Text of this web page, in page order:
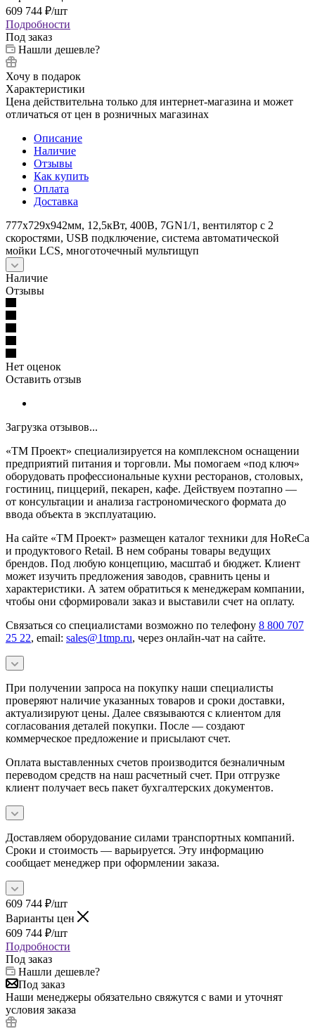
609 744 ₽/шт
Подробности
Под заказ
Нашли дешевле?
Хочу в подарок
Характеристики
Цена действительна только для интернет-магазина и может
отличаться от цен в розничных магазинах
Описание
Наличие
Отзывы
Как купить
Оплата
Доставка
777x729x942мм, 12,5кВт, 400В, 7GN1/1, вентилятор с 2
скоростями, USB подключение, система автоматической
мойки LCS, многоточечный мультищуп
Наличие
Отзывы
Нет оценок
Оставить отзыв
Загрузка отзывов...
«ТМ Проект» специализируется на комплексном оснащении
предприятий питания и торговли. Мы помогаем «под ключ»
оборудовать профессиональные кухни ресторанов, столовых,
гостиниц, пиццерий, пекарен, кафе. Действуем поэтапно —
от консультации и анализа гастрономического формата до
ввода объекта в эксплуатацию.
На сайте «ТМ Проект» размещен каталог техники для HoReCa
и продуктового Retail. В нем собраны товары ведущих
брендов. Под любую концепцию, масштаб и бюджет. Клиент
может изучить предложения заводов, сравнить цены и
характеристики. А затем обратиться к менеджерам компании,
чтобы они сформировали заказ и выставили счет на оплату.
Связаться со специалистами возможно по телефону 8 800 707
25 22, email: sales@1tmp.ru, через онлайн-чат на сайте.
При получении запроса на покупку наши специалисты
проверяют наличие указанных товаров и сроки доставки,
актуализируют цены. Далее связываются с клиентом для
согласования деталей покупки. После — создают
коммерческое предложение и присылают счет.
Оплата выставленных счетов производится безналичным
переводом средств на наш расчетный счет. При отгрузке
клиент получает весь пакет бухгалтерских документов.
Доставляем оборудование силами транспортных компаний.
Сроки и стоимость — варьируется. Эту информацию
сообщает менеджер при оформлении заказа.
609 744 ₽/шт
Варианты цен
609 744 ₽/шт
Подробности
Под заказ
Нашли дешевле?
Под заказ
Наши менеджеры обязательно свяжутся с вами и уточнят
условия заказа